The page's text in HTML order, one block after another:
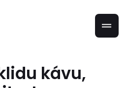
kávu,